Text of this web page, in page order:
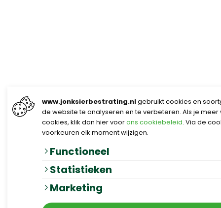
www.jonksierbestrating.nlgebruikt cookies en
de website te analyseren en te verbeteren. Als je
cookies, klik dan hier voorons cookiebeleid. Via de
voorkeuren elk moment wijzigen.
Functioneel
Statistieken
Marketing